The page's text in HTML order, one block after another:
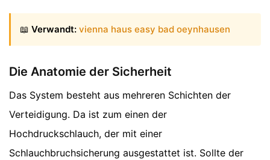
📖 Verwandt: vienna haus easy bad oeynhausen
Die Anatomie der Sicherheit
Das System besteht aus mehreren Schichten der
Verteidigung. Da ist zum einen der
Hochdruckschlauch, der mit einer
Schlauchbruchsicherung ausgestattet ist. Sollte der